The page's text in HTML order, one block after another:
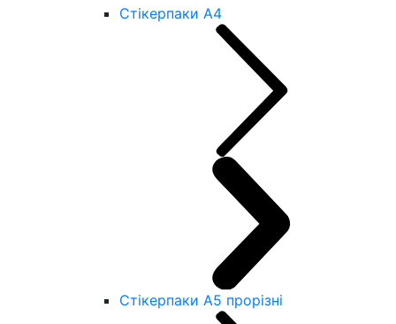
Стікерпаки А4
Стікерпаки А5 прорізні